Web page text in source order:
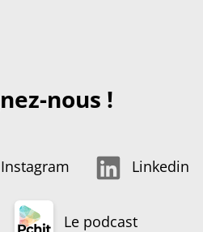
nous !
Instagram Linkedin
Le podcast